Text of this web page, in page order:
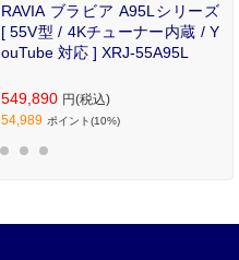
RAVIA ブラビア A95Lシリーズ
[ 55V型 / 4Kチューナー内蔵 / Y
ouTube 対応 ] XRJ-55A95L
549,890 円(税込)
54,989 ポイント(10%)